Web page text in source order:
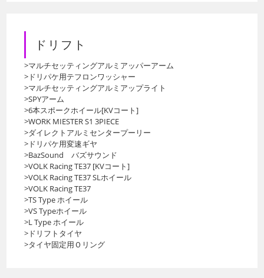
ドリフト
>マルチセッティングアルミアッパーアーム
>ドリパケ用テフロンワッシャー
>マルチセッティングアルミアップライト
>SPYアーム
>6本スポークホイール[KVコート]
>WORK MIESTER S1 3PIECE
>ダイレクトアルミセンタープーリー
>ドリパケ用変速ギヤ
>BazSound バズサウンド
>VOLK Racing TE37 [KVコート]
>VOLK Racing TE37 SLホイール
>VOLK Racing TE37
>TS Type ホイール
>VS Typeホイール
>L Type ホイール
>ドリフトタイヤ
>タイヤ固定用Ｏリング